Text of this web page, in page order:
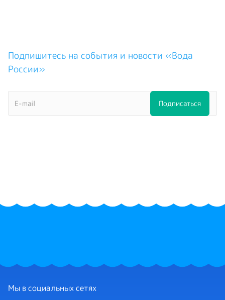
Подпишитесь на события и новости «Вода
России»
Мы в социальных сетях